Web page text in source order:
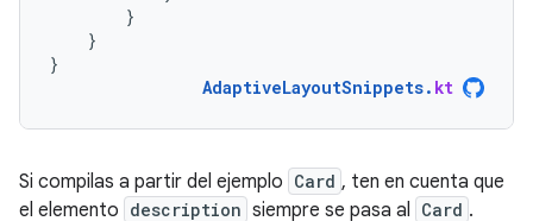
}
}
}
AdaptiveLayoutSnippets. kt
Si compilas a partir del ejemplo Card , ten en cuenta que
el elemento description siempre se pasa al Card .